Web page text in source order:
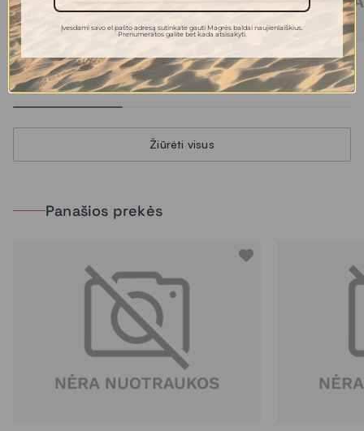
LIPARI paveikslas
105.00 €
SAND vaza
28.00 €
Žiūrėti visus
Panašios prekės
Įvesdami savo el.pašto adresą sutinkate gauti Magrės baldai naujienlaiškius.
Prenumeratos galite bet kada atsisakyti.